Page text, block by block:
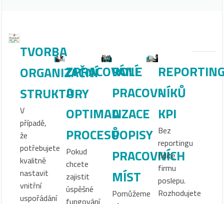
TVORBA
ORGANIZAČNÍ
STRUKTURY
V
případě,
že
potřebujete
kvalitně
nastavit
vnitřní
uspořádání
ZPRACOVÁNÍ
A
OPTIMALIZACE
PROCESŮ
Pokud
chcete
zajistit
úspěšné
fungování
ROLE
PRACOVNÍKŮ
A
POPISY
PRACOVNÍCH
MÍST
Pomůžeme
-
KPI
Bez
reportingu
řídíte
firmu
poslepu.
Rozhodujete